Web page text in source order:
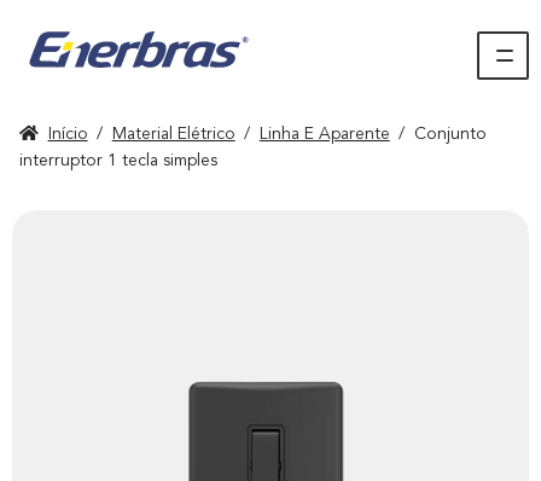
Início / Material Elétrico / Linha E Aparente /
Conjunto
interruptor 1 tecla simples